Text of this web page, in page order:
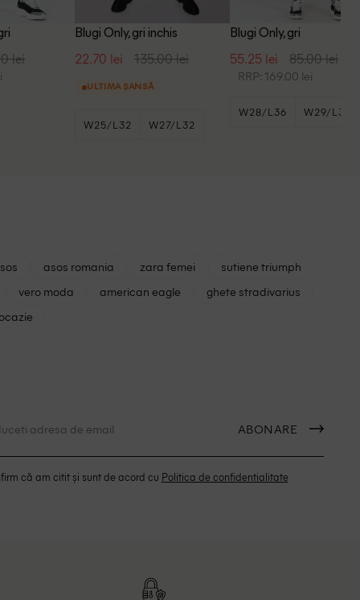
lei
Blugi Only, gri inchis
22.70 lei 135.00 lei
ULTIMA ȘANSĂ
W25/L32 W27/L32
Blugi Only, gri
55.25 lei 85.00 lei
RRP: 169.00 lei
W28/L36 W29/L36
asos romania zara femei
sutiene triumph
vero moda american eagle
ghete stradivarius
ABONARE
că am citit și sunt de acord cu Politica de confidentialitate